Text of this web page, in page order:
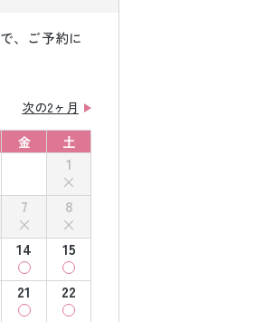
、ご予約に
次の2ヶ月
金 土
1
7
8
14
15
21
22